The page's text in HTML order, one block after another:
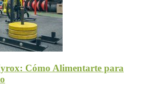
Cómo Alimentarte para